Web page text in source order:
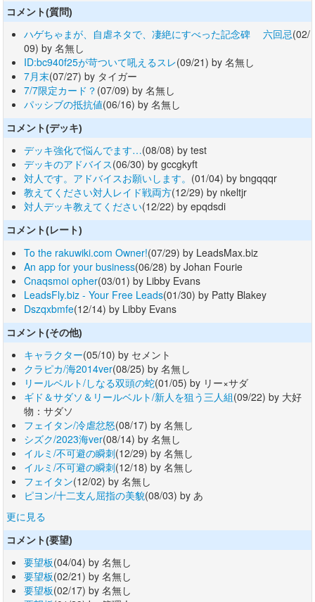
コメント(質問)
ハゲちゃまが、自虐ネタで、凄絶にすべった記念碑 六回忌(02/
09) by 名無し
ID:bc940f25が苛ついて吼えるスレ(09/21) by 名無し
7月末(07/27) by タイガー
7/7限定カード？ (07/09) by 名無し
パッシブの抵抗値(06/16) by 名無し
コメント(デッキ)
デッキ強化で悩んでます…(08/08) by test
デッキのアドバイス(06/30) by gccgkyft
対人です。アドバイスお願いします。 (01/04) by bngqqqr
教えてください対人レイド戦両方(12/29) by nkeltjr
対人デッキ教えてください(12/22) by epqdsdi
コメント(レート)
To the rakuwiki.com Owner!(07/29) by LeadsMax.biz
An app for your business(06/28) by Johan Fourie
Cnaqsmoi opher(03/01) by Libby Evans
LeadsFly.biz - Your Free Leads(01/30) by Patty Blakey
Dszqxbmfe(12/14) by Libby Evans
コメント(その他)
キャラクター(05/10) by セメント
クラピカ/海2014ver(08/25) by 名無し
リールベルト/しなる双頭の蛇(01/05) by リー×サダ
ギド＆サダソ＆リールベルト/新人を狙う三人組(09/22) by 大好
物：サダソ
フェイタン/冷虐忿怒(08/17) by 名無し
シズク/2023海ver(08/14) by 名無し
イルミ/不可避の瞬刺(12/29) by 名無し
イルミ/不可避の瞬刺(12/18) by 名無し
フェイタン(12/02) by 名無し
ピヨン/十二支ん屈指の美貌(08/03) by あ
更に見る
コメント(要望)
要望板(04/04) by 名無し
要望板(02/21) by 名無し
要望板(02/17) by 名無し